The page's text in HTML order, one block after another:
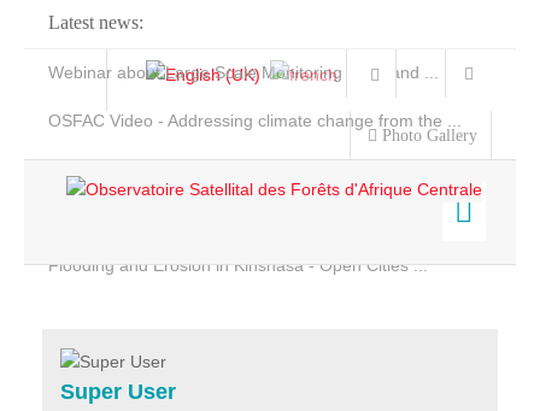
Latest news:
Webinar about Large Scale Monitoring and Land ...
OSFAC Video - Addressing climate change from the ...
Flooding and Erosion in Kinshasa - Open Cities ...
Photo Gallery
Home
Services
Projects
Super User